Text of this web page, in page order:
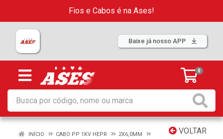
Fios e Cabos é na Ases!
Baixe já nosso APP
0
VOLTAR
INÍCIO CABO PP 1KV HEPR
2X6,0MM